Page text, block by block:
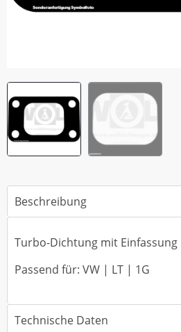
Beschreibung
Turbo-Dichtung mit Einfassung
Passend für: VW | LT | 1G
Technische Daten